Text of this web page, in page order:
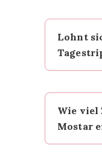
Lohnt
ist
4–6
Wie viel
Mostar